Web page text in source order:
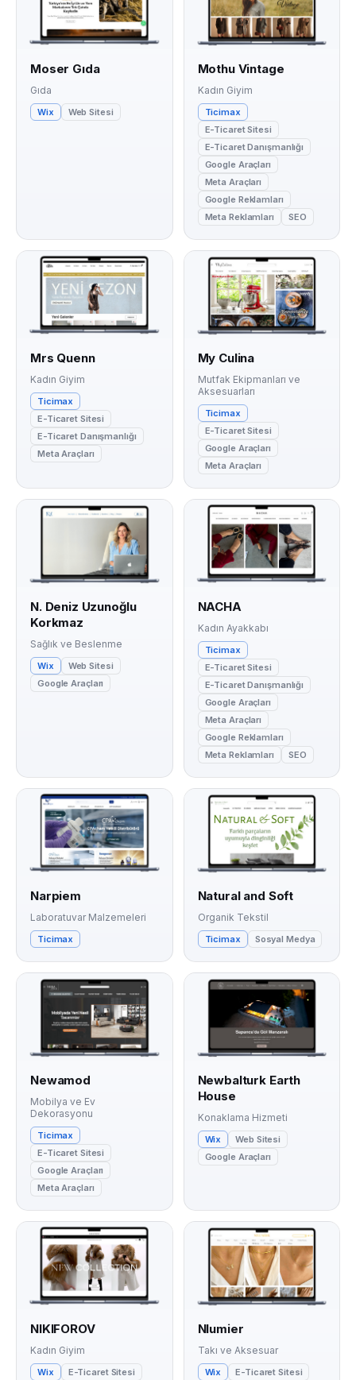
Moser Gıda
Gıda
Wix Web Sitesi
Mothu Vintage
Kadın Giyim
Ticimax
E-Ticaret Sitesi
E-Ticaret Danışmanlığı
Google Araçları
Meta Araçları
Google Reklamları
Meta Reklamları
SEO
Mrs Quenn
Kadın Giyim
Ticimax
E-Ticaret Sitesi
E-Ticaret Danışmanlığı
Meta Araçları
My Culina
Mutfak Ekipmanları ve
Aksesuarları
Ticimax
E-Ticaret Sitesi
Google Araçları
Meta Araçları
N. Deniz Uzunoğlu
Korkmaz
Sağlık ve Beslenme
Wix
Web Sitesi
Google Araçları
NACHA
Kadın Ayakkabı
Ticimax
E-Ticaret Sitesi
E-Ticaret Danışmanlığı
Google Araçları
Meta Araçları
Google Reklamları
Meta Reklamları
SEO
Narpiem
Laboratuvar Malzemeleri
Ticimax
Natural and Soft
Organik Tekstil
Ticimax Sosyal Medya
Newamod
Mobilya ve Ev
Dekorasyonu
Ticimax
E-Ticaret Sitesi
Google Araçları
Meta Araçları
Newbalturk Earth
House
Konaklama Hizmeti
Wix
Web Sitesi
Google Araçları
NIKIFOROV
Kadın Giyim
Wix E-Ticaret Sitesi
Nlumier
Takı ve Aksesuar
Wix E-Ticaret Sitesi